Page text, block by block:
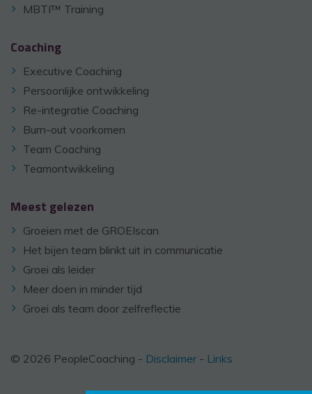
MBTI™ Training
Coaching
Executive Coaching
Persoonlijke ontwikkeling
Re-integratie Coaching
Burn-out voorkomen
Team Coaching
Teamontwikkeling
Meest gelezen
Groeien met de GROEIscan
Het bijen team blinkt uit in communicatie
Groei als leider
Meer doen in minder tijd
Groei als team door zelfreflectie
© 2026 PeopleCoaching - Disclaimer - Links